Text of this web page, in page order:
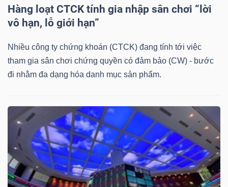
Hàng loạt CTCK tính gia nhập sân chơi “lời
vô hạn, lỗ giới hạn”
Nhiều công ty chứng khoán (CTCK) đang tính tới việc
tham gia sân chơi chứng quyền có đảm bảo (CW) - bước
đi nhằm đa dạng hóa danh mục sản phẩm.
giả
(-)
Báo
cáo
Thuật
ngữ
(-)